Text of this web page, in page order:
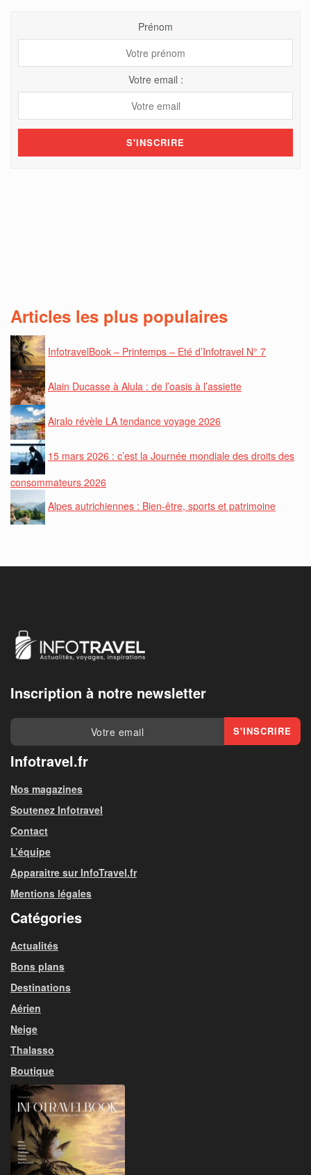
Prénom
Votre email :
Articles les plus populaires
InfotravelBook – Printemps – Eté d’Infotravel N° 7
Alain Ducasse à Alula : de l’oasis à l’assiette
Airalo révèle LA tendance voyage 2026
15 mars 2026 : c’est la Journée mondiale des droits des
consommateurs 2026
Alpes autrichiennes : Bien-être, sports et patrimoine
Inscription à notre newsletter
Infotravel.fr
Nos magazines
Soutenez Infotravel
Contact
L’équipe
Apparaitre sur InfoTravel.fr
Mentions légales
Catégories
Actualités
Bons plans
Destinations
Aérien
Neige
Thalasso
Boutique